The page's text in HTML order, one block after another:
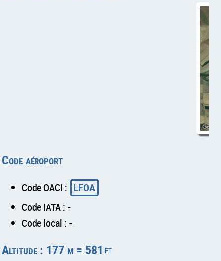
Code aéroport
Code OACI : LFOA
Code IATA : -
Code local : -
Altitude : 177 m = 581 ft